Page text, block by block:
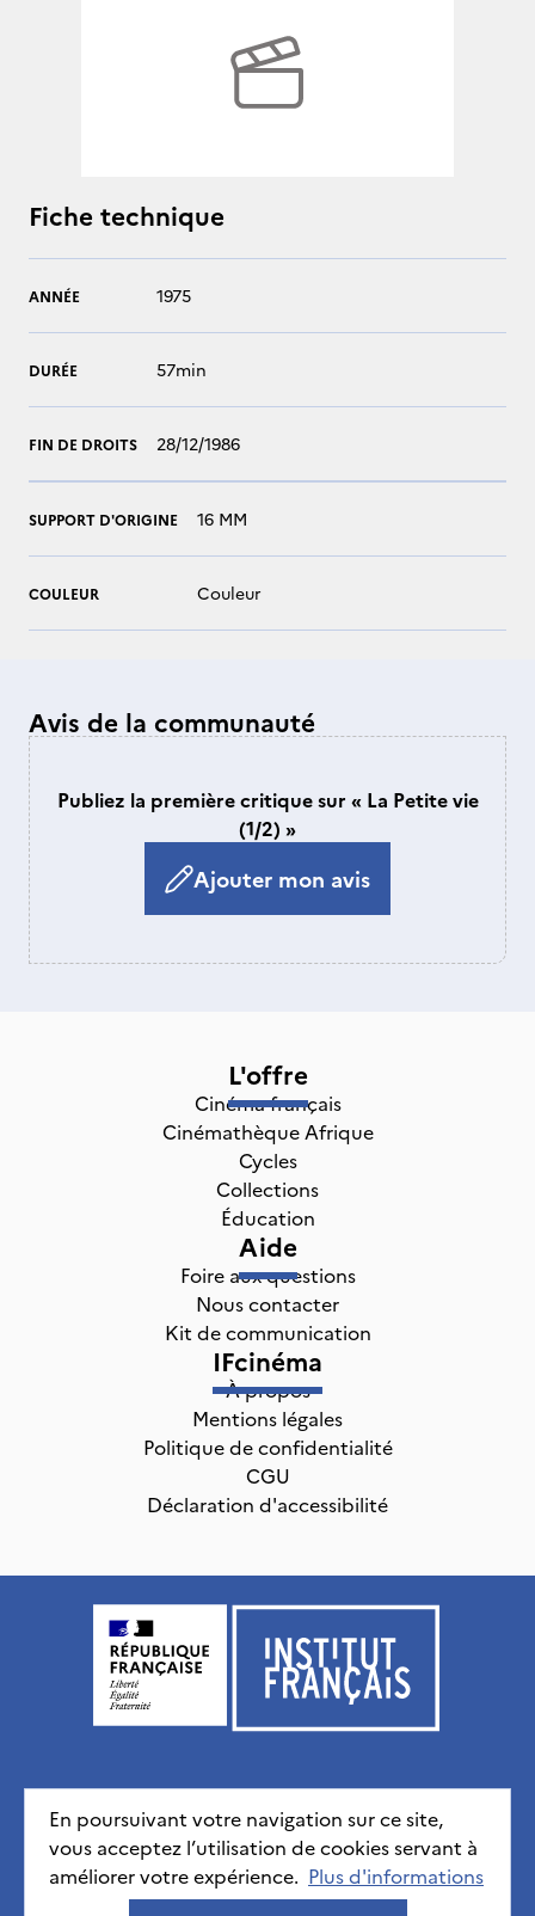
Fiche technique
ANNÉE 1975
DURÉE 57min
FIN DE DROITS 28/12/1986
SUPPORT D'ORIGINE 16 MM
COULEUR Couleur
Avis de la communauté
Publiez la première critique sur « La Petite vie
(1/2) »
Ajouter mon avis
En poursuivant votre navigation sur ce site,
vous acceptez l’utilisation de cookies servant à
améliorer votre expérience. Plus d'informations
L'offre
Cinéma français
Cinémathèque Afrique
Cycles
Collections
Éducation
Aide
Foire aux questions
Nous contacter
Kit de communication
IFcinéma
À propos
Mentions légales
Politique de confidentialité
CGU
Déclaration d'accessibilité
Institut français, tous droits réservés 2026
Mentions légales Politique de confidentialité
CGU
Déclaration d'accessibilité